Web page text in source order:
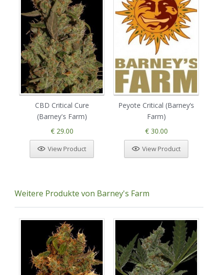
CBD Critical Cure
(Barney's Farm)
€ 29.00
View Product
Peyote Critical (Barney‘s
Farm)
€ 30.00
View Product
Weitere Produkte von Barney's Farm